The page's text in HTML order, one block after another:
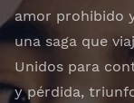
amor prohibido
una saga que
Unidos para
y pérdida,